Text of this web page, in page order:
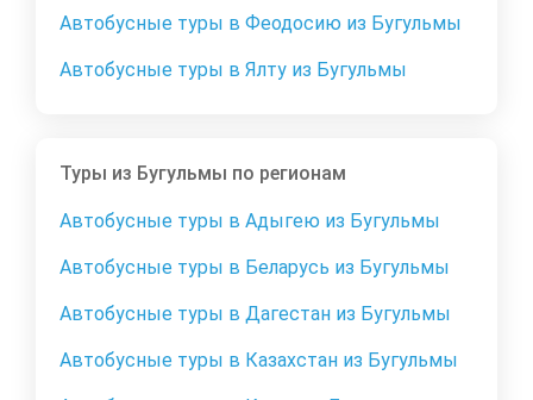
Автобусные туры в Феодосию из Бугульмы
Автобусные туры в Ялту из Бугульмы
Туры из Бугульмы по регионам
Автобусные туры в Адыгею из Бугульмы
Автобусные туры в Беларусь из Бугульмы
Автобусные туры в Дагестан из Бугульмы
Автобусные туры в Казахстан из Бугульмы